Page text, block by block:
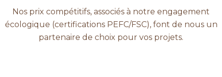
Nos prix compétitifs, associés à notre engagement
écologique (certifications PEFC/FSC), font de nous un
partenaire de choix pour vos projets.